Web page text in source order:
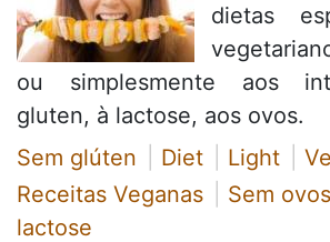
dietas
ou simplesmente aos
gluten, à lactose, aos ovos.
Sem glúten
Diet Light
Receitas Veganas
Sem ovos
lactose